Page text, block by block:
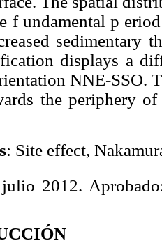
f undamental p
sedimentary
displays a
NNE-SSO.
the periphery
: Site effect,
2012.